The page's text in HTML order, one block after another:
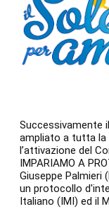
Successivamente
ampliato a tutta la
l’attivazione del
IMPARIAMO A
Giuseppe Palmieri
un protocollo
Italiano (IMI) ed il